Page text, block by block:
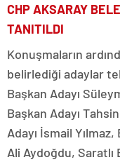
CHP AKSARAY
TANITILDI
Konuşmaların
belirlediği adaylar
Başkan Adayı
Başkan Adayı
Adayı İsmail
Ali Aydoğdu, Saratlı